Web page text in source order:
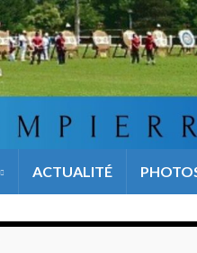
ACTUALITÉ